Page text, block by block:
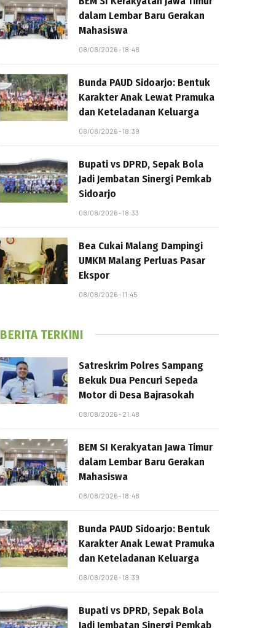
dalam Lembar Baru Gerakan
Mahasiswa
08/08/2026 - 18:48
Bunda PAUD Sidoarjo: Bentuk
Karakter Anak Lewat Pramuka
dan Keteladanan Keluarga
08/08/2026 - 18:39
Bupati vs DPRD, Sepak Bola
Jadi Jembatan Sinergi Pemkab
Sidoarjo
08/08/2026 - 18:33
Bea Cukai Malang Dampingi
UMKM Malang Perluas Pasar
Ekspor
08/08/2026 - 11:45
BERITA TERKINI
Satreskrim Polres Sampang
Bekuk Dua Pencuri Sepeda
Motor di Desa Bajrasokah
08/08/2026 - 21:48
BEM SI Kerakyatan Jawa Timur
dalam Lembar Baru Gerakan
Mahasiswa
08/08/2026 - 18:48
Bunda PAUD Sidoarjo: Bentuk
Karakter Anak Lewat Pramuka
dan Keteladanan Keluarga
08/08/2026 - 18:39
Bupati vs DPRD, Sepak Bola
Jadi Jembatan Sinergi Pemkab